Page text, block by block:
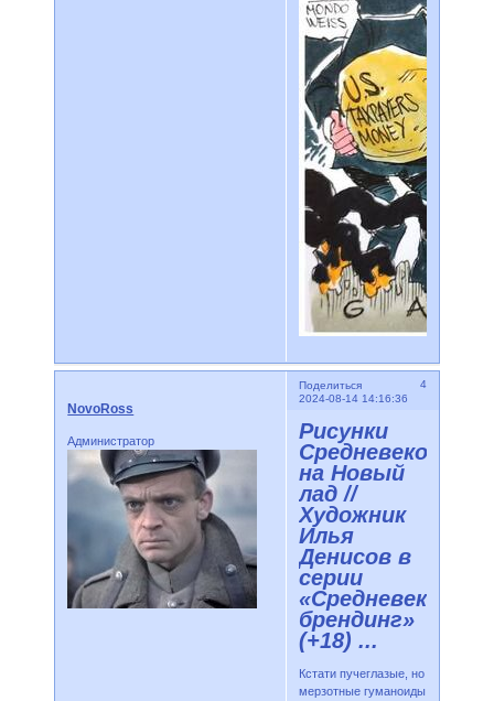
Поделиться
4
2024-08-14 14:16:36
NovoRoss
Администратор
Рисунки
Средневековья
на Новый
лад //
Художник
Илья
Денисов в
серии
«Средневековый
брендинг»
(+18) ...
Кстати пучеглазые, но
мерзотные гуманоиды